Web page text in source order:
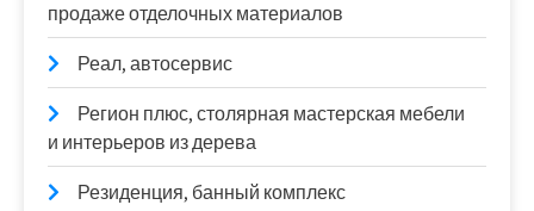
продаже отделочных материалов
Реал, автосервис
Регион плюс, столярная мастерская мебели
и интерьеров из дерева
Резиденция, банный комплекс